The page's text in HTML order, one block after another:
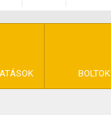
BOLTOK